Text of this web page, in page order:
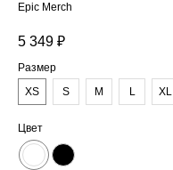
Epic Merch
5 349 ₽
Размер
XS
S M L XL
Цвет